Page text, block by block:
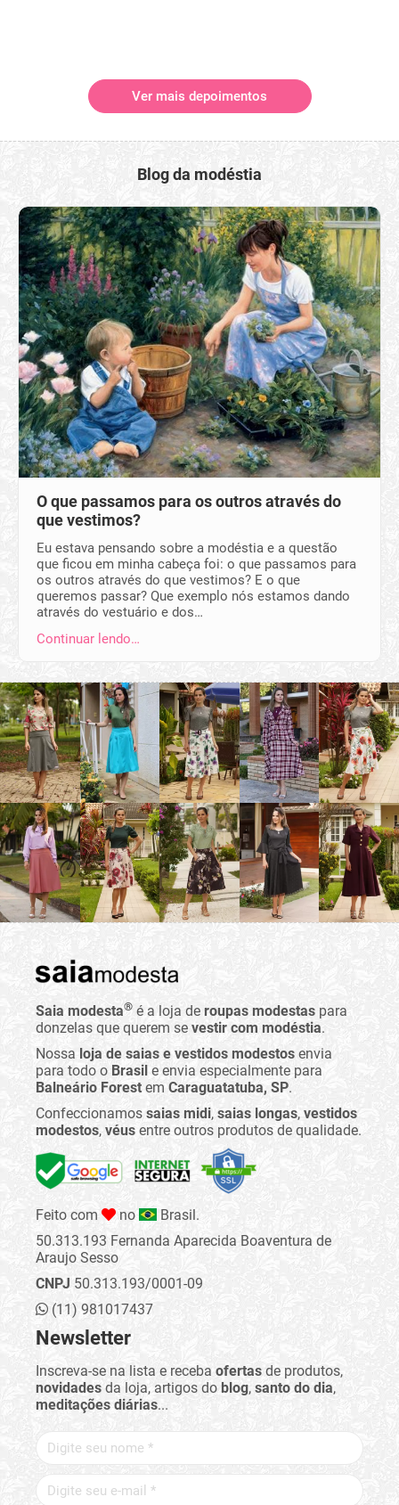
Ver mais depoimentos
Blog da modéstia
O que passamos para os outros através do
que vestimos?
Eu estava pensando sobre a modéstia e a questão
que ficou em minha cabeça foi: o que passamos para
os outros através do que vestimos? E o que
queremos passar? Que exemplo nós estamos dando
através do vestuário e dos…
Continuar lendo…
Saia modesta® é a loja de roupas modestas para
donzelas que querem se vestir com modéstia.
Nossa loja de saias e vestidos modestos envia
para todo o Brasil e envia especialmente para
Balneário Forest em Caraguatatuba, SP.
Confeccionamos saias midi, saias longas, vestidos
modestos, véus entre outros produtos de qualidade.
Feito com no
Brasil.
50.313.193 Fernanda Aparecida Boaventura de
Araujo Sesso
CNPJ 50.313.193/0001-09
(11) 981017437
Newsletter
Inscreva-se na lista e receba ofertas de produtos,
novidades da loja, artigos do blog, santo do dia,
meditações diárias...